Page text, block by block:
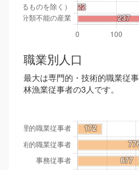
職業別人口
最大は専門的・技術的職業従
林漁業従事者の3人です。